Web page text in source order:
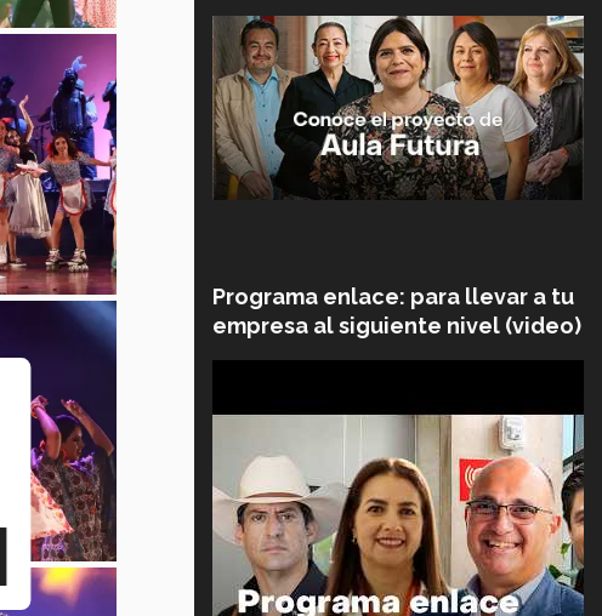
Programa enlace: para llevar a tu
empresa al siguiente nivel (video)